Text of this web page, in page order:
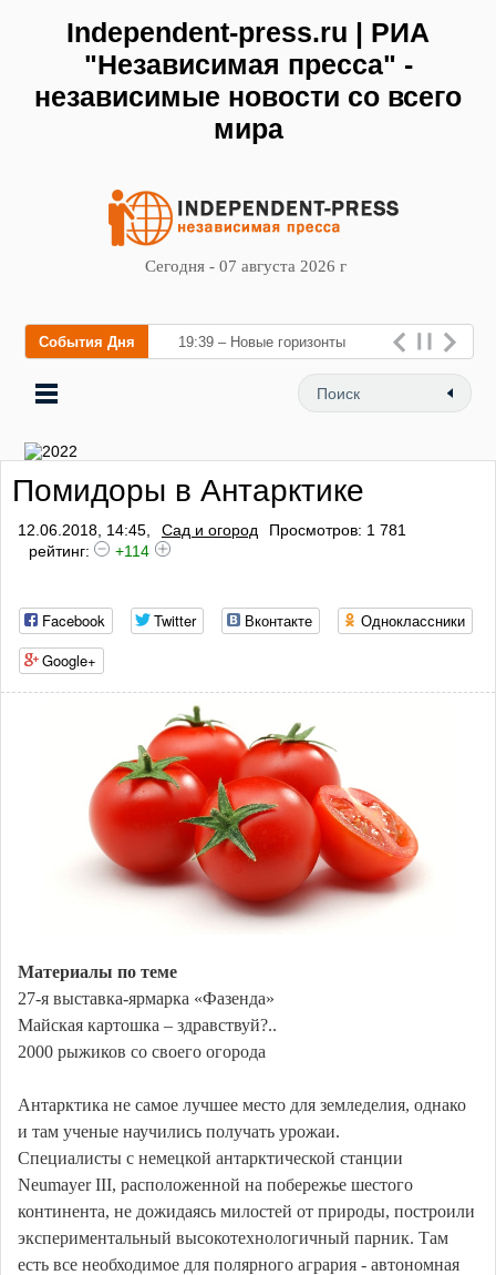
Independent-press.ru | РИА
"Независимая пресса" -
независимые новости со всего
мира
Сегодня - 07 августа 2026 г
События Дня 19:39 – Новые горизонты
флебологии: в Москве
открылся «Городской центр
Помидоры в Антарктике
12.06.2018, 14:45, Сад и огород
Просмотров: 1 781
рейтинг:
+114
Facebook Twitter Вконтакте
Одноклассники
Google+
Материалы по теме
27-я выставка-ярмарка «Фазенда»
Майская картошка – здравствуй?..
2000 рыжиков со своего огорода
Антарктика не самое лучшее место для земледелия, однако
и там ученые научились получать урожаи.
Специалисты с немецкой антарктической станции
Neumayer III, расположенной на побережье шестого
континента, не дожидаясь милостей от природы, построили
экспериментальный высокотехнологичный парник. Там
есть все необходимое для полярного агрария - автономная